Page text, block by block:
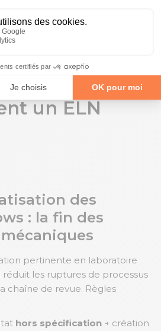
un ELN
des
: la fin des
pertinente en laboratoire
réduit les ruptures de processus
chaîne de revue. Règles
hors spécification → création